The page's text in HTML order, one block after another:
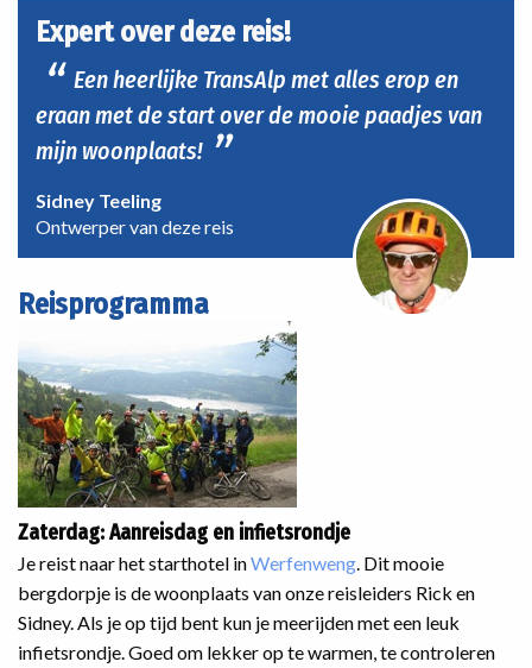
Expert over deze reis!
Een heerlijke TransAlp met alles erop en
eraan met de start over de mooie paadjes van
mijn woonplaats!
Sidney Teeling
Ontwerper van deze reis
Reisprogramma
Zaterdag: Aanreisdag en infietsrondje
Je reist naar het starthotel inWerfenweng . Dit mooie
bergdorpje is de woonplaats van onze reisleiders Rick en
Sidney. Als je op tijd bent kun je meerijden met een leuk
infietsrondje. Goed om lekker op te warmen, te controleren